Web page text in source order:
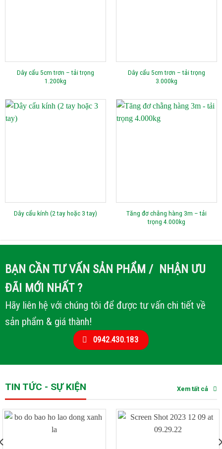
Dây cẩu 5cm trơn – tải trọng
1.200kg
Dây cẩu 5cm trơn – tải trọng
3.000kg
Dây cẩu kính (2 tay hoặc 3 tay)
Tăng đơ chằng hàng 3m – tải
trọng 4.000kg
BẠN CẦN TƯ VẤN SẢN PHẨM / NHẬN ƯU
ĐÃI MỚI NHẤT ?
Hãy liên hệ với chúng tôi để được tư vấn chi tiết về
sản phẩm & giá thành!
0942.430.183
TIN TỨC - SỰ KIỆN Xem tất cả